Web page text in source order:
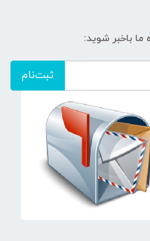
باخبر شوید:
ثبت‌نام